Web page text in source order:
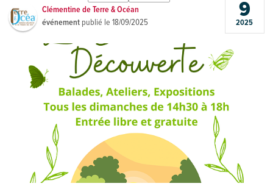
Clémentine de Terre & Océan
événement publié le18/09/2025 9
2025